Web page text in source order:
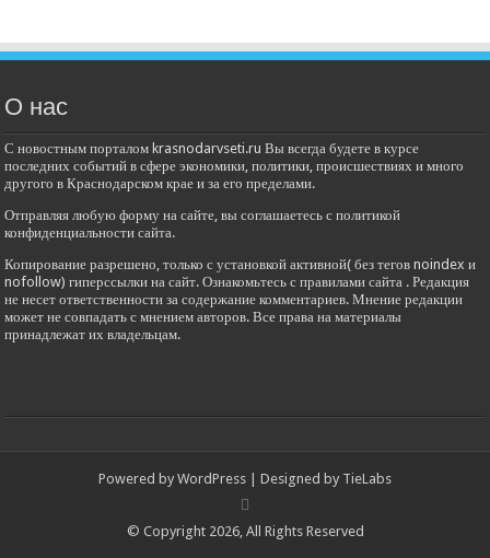
О нас
С новостным порталом krasnodarvseti.ru Вы всегда будете в курсе
последних событий в сфере экономики, политики, происшествиях и много
другого в Краснодарском крае и за его пределами.
Отправляя любую форму на сайте, вы соглашаетесь с политикой
конфиденциальности сайта.
Копирование разрешено, только с установкой активной( без тегов noindex и
nofollow) гиперссылки на сайт. Ознакомьтесь с правилами сайта . Редакция
не несет ответственности за содержание комментариев. Мнение редакции
может не совпадать с мнением авторов. Все права на материалы
принадлежат их владельцам.
Powered by WordPress | Designed by TieLabs
© Copyright 2026, All Rights Reserved